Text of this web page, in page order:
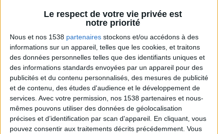
Le respect de votre vie privée est
notre priorité
Nous et nos 1538 partenaires stockons et/ou accédons à des
informations sur un appareil, telles que les cookies, et traitons
des données personnelles telles que des identifiants uniques et
des informations standards envoyées par un appareil pour des
publicités et du contenu personnalisés, des mesures de publicité
et de contenu, des études d'audience et le développement de
services. Avec votre permission, nos 1538 partenaires et nous-
mêmes pouvons utiliser des données de géolocalisation
précises et d’identification par scan d'appareil. En cliquant, vous
pouvez consentir aux traitements décrits précédemment. Vous
Savane, LU, Pepito, Harrys... Que valent vraiment
ces gâteaux ?
Webinaires en direct Voir tout